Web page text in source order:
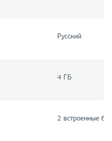
Русский
4 ГБ
2 встроенные